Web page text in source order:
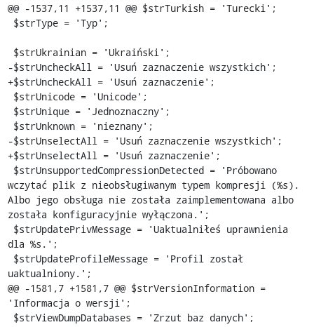
@@ -1537,11 +1537,11 @@ $strTurkish = 'Turecki';
-$strUncheckAll = 'Usuń zaznaczenie wszystkich';
+$strUncheckAll = 'Usuń zaznaczenie';
-$strUnselectAll = 'Usuń zaznaczenie wszystkich';
+$strUnselectAll = 'Usuń zaznaczenie';
wczytać plik z nieobsługiwanym typem kompresji (%s).
Albo jego obsługa nie została zaimplementowana albo
została konfiguracyjnie wyłączona.';
dla %s.';
uaktualniony.';
@@ -1581,7 +1581,7 @@ $strVersionInformation =
'Informacja o wersji';